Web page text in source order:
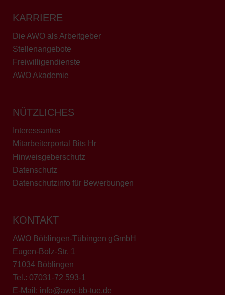
KARRIERE
Die AWO als Arbeitgeber
Stellenangebote
Freiwilligendienste
AWO Akademie
NÜTZLICHES
Interessantes
Mitarbeiterportal Bits Hr
Hinweisgeberschutz
Datenschutz
Datenschutzinfo für Bewerbungen
KONTAKT
AWO Böblingen-Tübingen gGmbH
Eugen-Bolz-Str. 1
71034 Böblingen
Tel.: 07031-72 593-1
E-Mail: info@awo-bb-tue.de